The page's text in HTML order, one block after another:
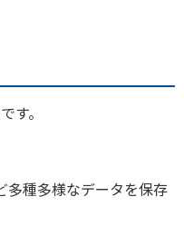
す。
多種多様なデータを保存